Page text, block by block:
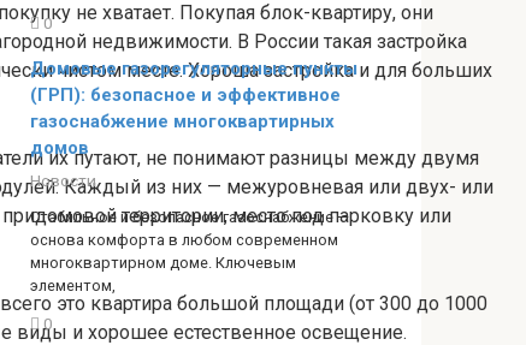
не хватает. Покупая блок-квартиру, они
недвижимости. В России такая застройка
чистом месте. Хороша застройка и для больших
их путают, не понимают разницы между двумя
Каждый из них — межуровневая или двух- или
территории, место под парковку или
это квартира большой площади (от 300 до 1000
виды и хорошее естественное освещение.
0
Домовые газорегуляторные пункты
(ГРП): безопасное и эффективное
газоснабжение многоквартирных
домов
Новости
Стабильное и безопасное газоснабжение —
основа комфорта в любом современном
многоквартирном доме. Ключевым
элементом,
0